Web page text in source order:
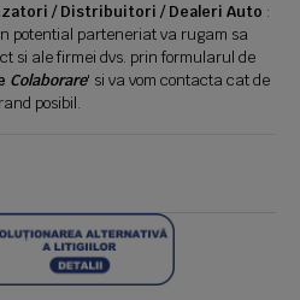
/ Distribuitori / Dealeri Auto :
potential parteneriat va rugam sa
si ale firmei dvs. prin formularul de
Colaborare' si va vom contacta cat de
posibil.